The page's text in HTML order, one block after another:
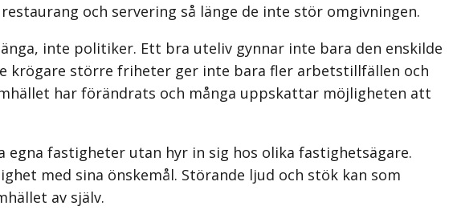
och servering så länge de inte stör omgivningen.
inte politiker. Ett bra uteliv gynnar inte bara den enskilde
krögare större friheter ger inte bara fler arbetstillfällen och
har förändrats och många uppskattar möjligheten att
fastigheter utan hyr in sig hos olika fastighetsägare.
med sina önskemål. Störande ljud och stök kan som
av själv.